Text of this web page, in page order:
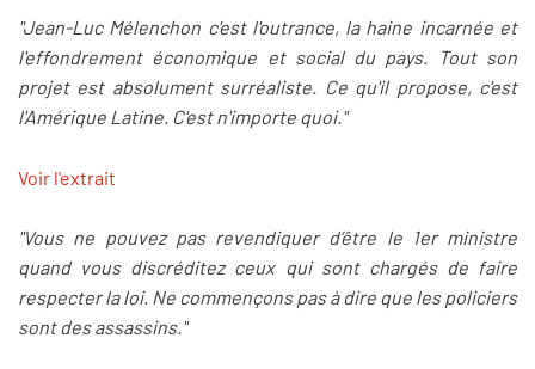
"Jean-Luc Mélenchon c'est l'outrance, la haine incarnée et
l'effondrement économique et social du pays. Tout son
projet est absolument surréaliste. Ce qu'il propose, c'est
l'Amérique Latine. C'est n'importe quoi."
Voir l'extrait
"Vous ne pouvez pas revendiquer d’être le 1er ministre
quand vous discréditez ceux qui sont chargés de faire
respecter la loi. Ne commençons pas à dire que les policiers
sont des assassins."